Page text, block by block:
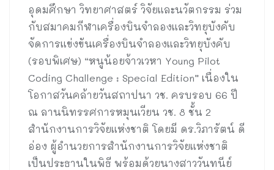
อุดมศึกษา วิทยาศาสตร์ วิจัยและนวัตกรรม ร่วม
กับสมาคมกีฬาเครื่องบินจำลองและวิทยุบังคับ
จัดการแข่งขันเครื่องบินจำลองและวิทยุบังคับ
(รอบพิเศษ) “หนูน้อยจ้าวเวหา Young Pilot
Coding Challenge : Special Edition” เนื่องใน
โอกาสวันคล้ายวันสถาปนา วช. ครบรอบ 66 ปี
ณ ลานนิทรรศการหมุนเวียน วช. 8 ชั้น 2
สำนักงานการวิจัยแห่งชาติ โดยมี ดร.วิภารัตน์ ดี
อ่อง ผู้อำนวยการสำนักงานการวิจัยแห่งชาติ
เป็นประธานในพิธี พร้อมด้วยนางสาววันทนีย์